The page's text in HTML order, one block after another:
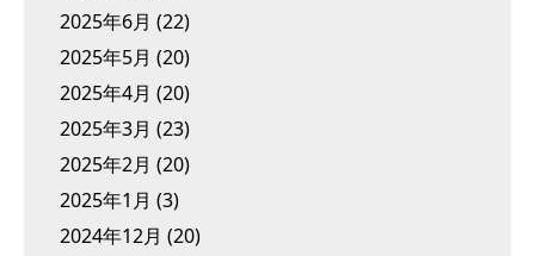
2025年6月 (22)
2025年5月 (20)
2025年4月 (20)
2025年3月 (23)
2025年2月 (20)
2025年1月 (3)
2024年12月 (20)